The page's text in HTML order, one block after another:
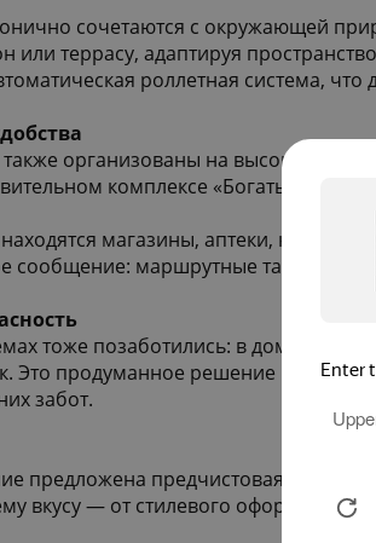
сочетаются с окружающей
или террасу, адаптируя
роллетная система, что
организованы на высоком
комплексе «Богатырь»
магазины, аптеки, кафе и
сообщение: маршрутные такси и
тоже позаботились: в домах
Это продуманное решение
забот.
предложена предчистовая
вкусу — от стилевого оформления